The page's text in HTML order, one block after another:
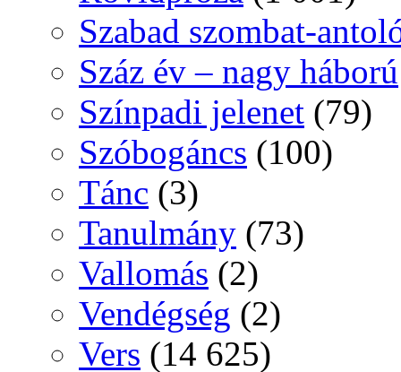
Szabad szombat-
Száz év – nagy háború
Színpadi jelenet (79)
Szóbogáncs (100)
Tánc (3)
Tanulmány (73)
Vallomás (2)
Vendégség (2)
Vers (14 625)